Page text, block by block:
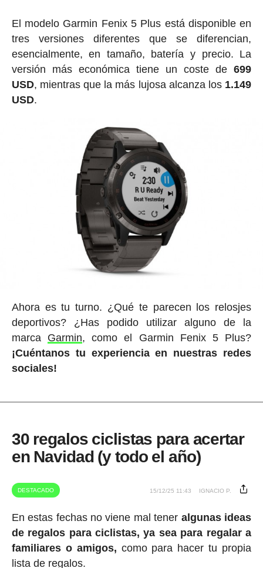
El modelo Garmin Fenix 5 Plus está disponible en
tres versiones diferentes que se diferencian,
esencialmente, en tamaño, batería y precio. La
versión más económica tiene un coste de699
USD, mientras que la más lujosa alcanza los 1.149
USD.
Ahora es tu turno. ¿Qué te parecen los relosjes
deportivos? ¿Has podido utilizar alguno de la
marca Garmin, como el Garmin Fenix 5 Plus?
¡Cuéntanos tu experiencia en nuestras redes
sociales!
30 regalos ciclistas para acertar
en Navidad (y todo el año)
DESTACADO 15/12/25 11:43 IGNACIO P.
En estas fechas no viene mal tener algunas ideas
de regalos para ciclistas, ya sea para regalar a
familiares o amigos, como para hacer tu propia
lista de regalos.